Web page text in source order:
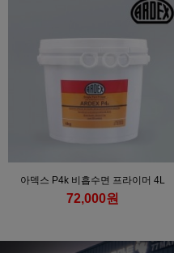
아덱스 P4k 비흡수면 프라이머 4L
72,000원